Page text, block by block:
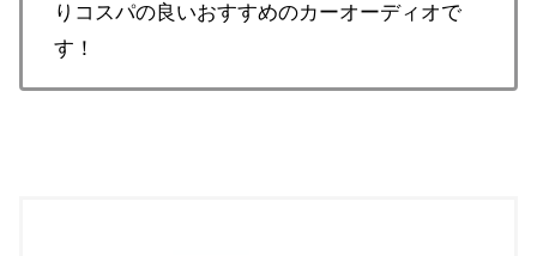
りコスパの良いおすすめのカーオーディオで
す！